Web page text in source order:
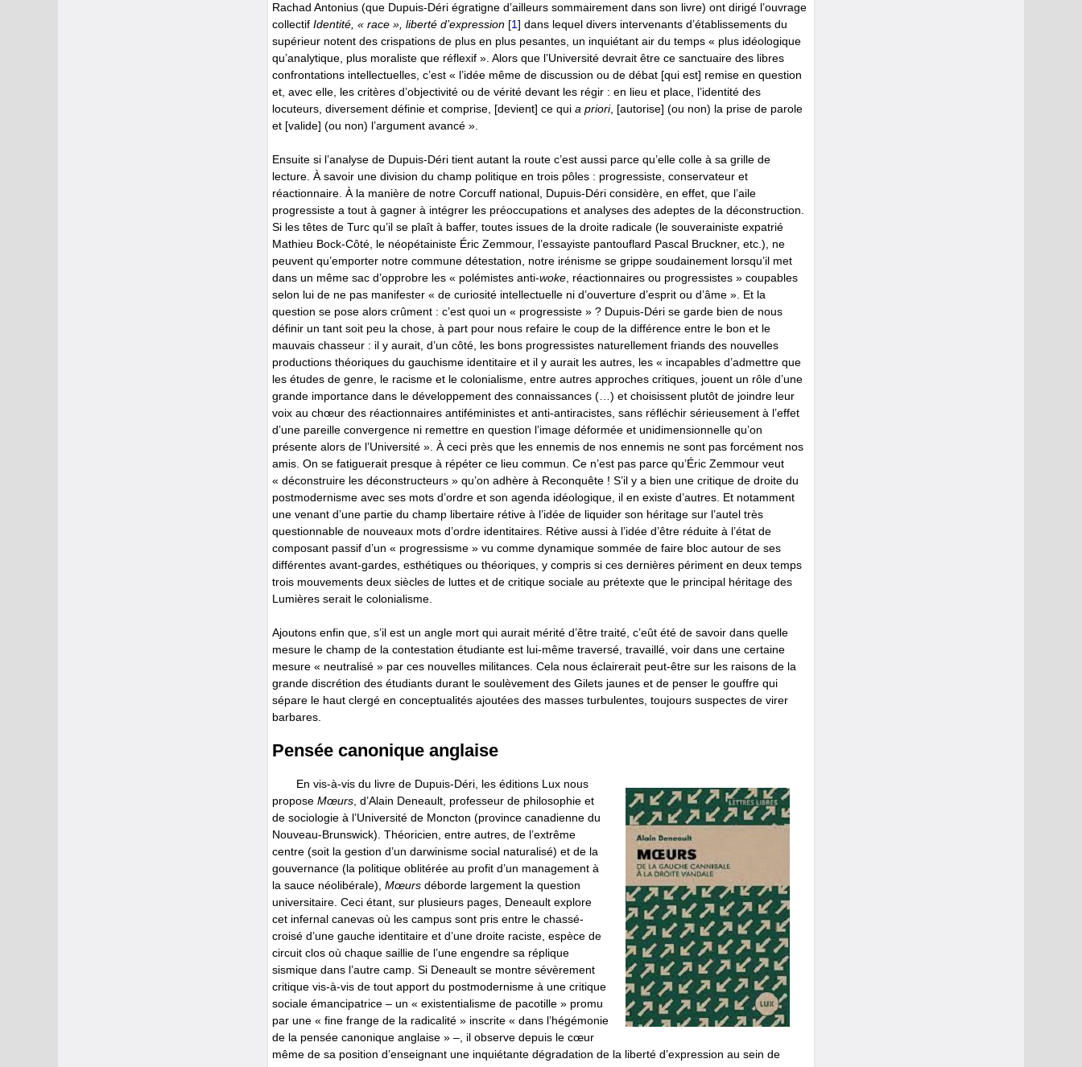
Rachad Antonius (que Dupuis-Déri égratigne d’ailleurs sommairement dans son livre) ont dirigé l’ouvrage
collectif Identité, « race », liberté d’expression [1] dans lequel divers intervenants d’établissements du
supérieur notent des crispations de plus en plus pesantes, un inquiétant air du temps « plus idéologique
qu’analytique, plus moraliste que réflexif ». Alors que l’Université devrait être ce sanctuaire des libres
confrontations intellectuelles, c’est « l’idée même de discussion ou de débat [qui est] remise en question
et, avec elle, les critères d’objectivité ou de vérité devant les régir : en lieu et place, l’identité des
locuteurs, diversement définie et comprise, [devient] ce qui a priori, [autorise] (ou non) la prise de parole
et [valide] (ou non) l’argument avancé ».
Ensuite si l’analyse de Dupuis-Déri tient autant la route c’est aussi parce qu’elle colle à sa grille de
lecture. À savoir une division du champ politique en trois pôles : progressiste, conservateur et
réactionnaire. À la manière de notre Corcuff national, Dupuis-Déri considère, en effet, que l’aile
progressiste a tout à gagner à intégrer les préoccupations et analyses des adeptes de la déconstruction.
Si les têtes de Turc qu’il se plaît à baffer, toutes issues de la droite radicale (le souverainiste expatrié
Mathieu Bock-Côté, le néopétainiste Éric Zemmour, l’essayiste pantouflard Pascal Bruckner, etc.), ne
peuvent qu’emporter notre commune détestation, notre irénisme se grippe soudainement lorsqu’il met
dans un même sac d’opprobre les « polémistes anti-woke, réactionnaires ou progressistes » coupables
selon lui de ne pas manifester « de curiosité intellectuelle ni d’ouverture d’esprit ou d’âme ». Et la
question se pose alors crûment : c’est quoi un « progressiste » ? Dupuis-Déri se garde bien de nous
définir un tant soit peu la chose, à part pour nous refaire le coup de la différence entre le bon et le
mauvais chasseur : il y aurait, d’un côté, les bons progressistes naturellement friands des nouvelles
productions théoriques du gauchisme identitaire et il y aurait les autres, les « incapables d’admettre que
les études de genre, le racisme et le colonialisme, entre autres approches critiques, jouent un rôle d’une
grande importance dans le développement des connaissances (…) et choisissent plutôt de joindre leur
voix au chœur des réactionnaires antiféministes et anti-antiracistes, sans réfléchir sérieusement à l’effet
d’une pareille convergence ni remettre en question l’image déformée et unidimensionnelle qu’on
présente alors de l’Université ». À ceci près que les ennemis de nos ennemis ne sont pas forcément nos
amis. On se fatiguerait presque à répéter ce lieu commun. Ce n’est pas parce qu’Éric Zemmour veut
« déconstruire les déconstructeurs » qu’on adhère à Reconquête ! S’il y a bien une critique de droite du
postmodernisme avec ses mots d’ordre et son agenda idéologique, il en existe d’autres. Et notamment
une venant d’une partie du champ libertaire rétive à l’idée de liquider son héritage sur l’autel très
questionnable de nouveaux mots d’ordre identitaires. Rétive aussi à l’idée d’être réduite à l’état de
composant passif d’un « progressisme » vu comme dynamique sommée de faire bloc autour de ses
différentes avant-gardes, esthétiques ou théoriques, y compris si ces dernières périment en deux temps
trois mouvements deux siècles de luttes et de critique sociale au prétexte que le principal héritage des
Lumières serait le colonialisme.
Ajoutons enfin que, s’il est un angle mort qui aurait mérité d’être traité, c’eût été de savoir dans quelle
mesure le champ de la contestation étudiante est lui-même traversé, travaillé, voir dans une certaine
mesure « neutralisé » par ces nouvelles militances. Cela nous éclairerait peut-être sur les raisons de la
grande discrétion des étudiants durant le soulèvement des Gilets jaunes et de penser le gouffre qui
sépare le haut clergé en conceptualités ajoutées des masses turbulentes, toujours suspectes de virer
barbares.
Pensée canonique anglaise
En vis-à-vis du livre de Dupuis-Déri, les éditions Lux nous
propose Mœurs , d’Alain Deneault, professeur de philosophie et
de sociologie à l’Université de Moncton (province canadienne du
Nouveau-Brunswick). Théoricien, entre autres, de l’extrême
centre (soit la gestion d’un darwinisme social naturalisé) et de la
gouvernance (la politique oblitérée au profit d’un management à
la sauce néolibérale), Mœurs déborde largement la question
universitaire. Ceci étant, sur plusieurs pages, Deneault explore
cet infernal canevas où les campus sont pris entre le chassé-
croisé d’une gauche identitaire et d’une droite raciste, espèce de
circuit clos où chaque saillie de l’une engendre sa réplique
sismique dans l’autre camp. Si Deneault se montre sévèrement
critique vis-à-vis de tout apport du postmodernisme à une critique
sociale émancipatrice – un « existentialisme de pacotille » promu
par une « fine frange de la radicalité » inscrite « dans l’hégémonie
de la pensée canonique anglaise » –, il observe depuis le cœur
même de sa position d’enseignant une inquiétante dégradation de la liberté d’expression au sein de